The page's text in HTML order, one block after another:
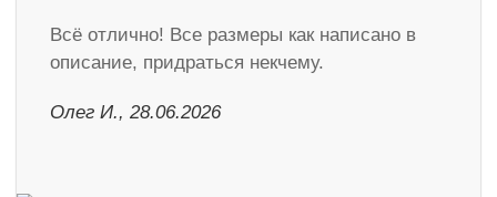
Всё отлично! Все размеры как написано в
описание, придраться некчему.
Олег И., 28.06.2026